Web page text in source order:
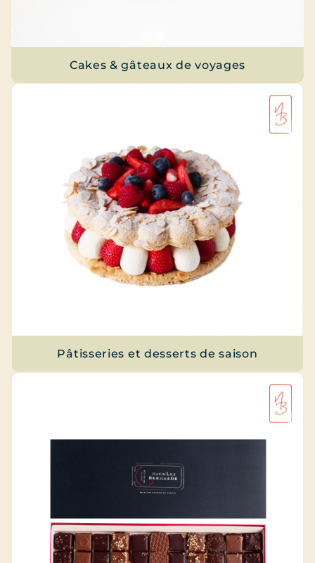
Cakes & gâteaux de voyages
Pâtisseries et desserts de saison